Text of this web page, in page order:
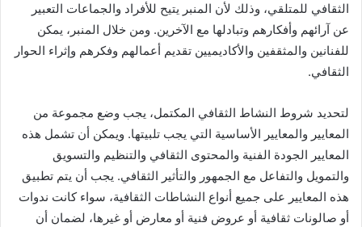
الثقافي للمتلقي، وذلك لأن المنبر يتيح للأفراد والجماعات التعبير
عن آرائهم وأفكارهم وتبادلها مع الآخرين. ومن خلال المنبر، يمكن
للفنانين والمثقفين والأكاديميين تقديم أعمالهم وفكرهم وإثراء الحوار
الثقافي.
لتحديد شروط النشاط الثقافي المكتمل، يجب وضع مجموعة من
المعايير والمعايير الأساسية التي يجب تلبيتها. ويمكن أن تشمل هذه
المعايير الجودة الفنية والمحتوى الثقافي والتنظيم والتسويق
والتمويل والتفاعل مع الجمهور والتأثير الثقافي. يجب أن يتم تطبيق
هذه المعايير على جميع أنواع النشاطات الثقافية، سواء كانت ندوات
أو صالونات ثقافية أو عروض فنية أو معارض أو غيرها، لضمان أن